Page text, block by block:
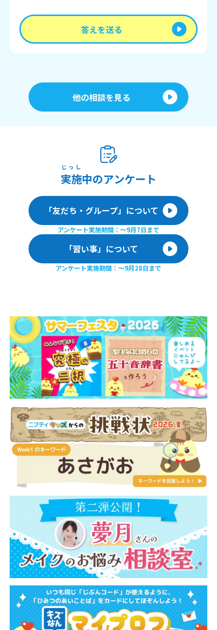
答えを送る
他の相談を見る
実施
じっし
中のアンケート
「友だち・グループ」について
アンケート実施期間：〜9月7日まで
「習い事」について
アンケート実施期間：〜9月28日まで